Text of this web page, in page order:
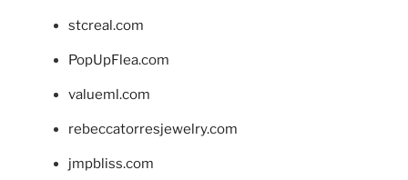
stcreal.com
PopUpFlea.com
valueml.com
rebeccatorresjewelry.com
jmpbliss.com